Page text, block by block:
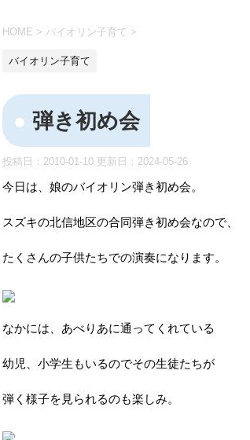
HOME > バイオリン子育て >
バイオリン子育て
弾き初め会
投稿日：2010-01-10 更新日： 2024-05-26
今日は、娘のバイオリン弾き初め会。
スズキの北信地区の合同弾き初め会なので、
たくさんの子供たちでの演奏になります。
なかには、あべりあに通ってくれている
幼児、小学生もいるのでその生徒たちが
弾く様子を見られるのも楽しみ。